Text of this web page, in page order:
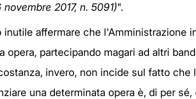
2017, n. 5091)".
affermare che l'Amministrazione
opera, partecipando magari ad altri
invero, non incide sul fatto che
una determinata opera è, di per